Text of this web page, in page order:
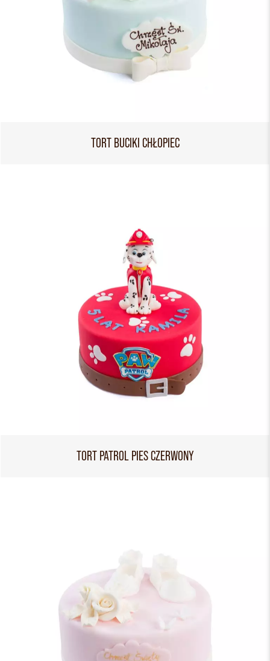
TORT BUCIKI CHŁOPIEC
TORT PATROL PIES CZERWONY